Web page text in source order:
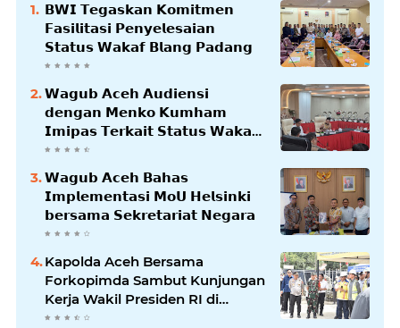
𝗕𝗪𝗜 𝗧𝗲𝗴𝗮𝘀𝗸𝗮𝗻 𝗞𝗼𝗺𝗶𝘁𝗺𝗲𝗻
𝗙𝗮𝘀𝗶𝗹𝗶𝘁𝗮𝘀𝗶 𝗣𝗲𝗻𝘆𝗲𝗹𝗲𝘀𝗮𝗶𝗮𝗻
𝗦𝘁𝗮𝘁𝘂𝘀 𝗪𝗮𝗸𝗮𝗳 𝗕𝗹𝗮𝗻𝗴 𝗣𝗮𝗱𝗮𝗻𝗴
𝗪𝗮𝗴𝘂𝗯 𝗔𝗰𝗲𝗵 𝗔𝘂𝗱𝗶𝗲𝗻𝘀𝗶
𝗱𝗲𝗻𝗴𝗮𝗻 𝗠𝗲𝗻𝗸𝗼 𝗞𝘂𝗺𝗵𝗮𝗺
𝗜𝗺𝗶𝗽𝗮𝘀 𝗧𝗲𝗿𝗸𝗮𝗶𝘁 𝗦𝘁𝗮𝘁𝘂𝘀 𝗪𝗮𝗸𝗮𝗳
𝗕𝗹𝗮𝗻𝗴𝗽𝗮𝗱𝗮𝗻𝗴
𝗪𝗮𝗴𝘂𝗯 𝗔𝗰𝗲𝗵 𝗕𝗮𝗵𝗮𝘀
𝗜𝗺𝗽𝗹𝗲𝗺𝗲𝗻𝘁𝗮𝘀𝗶 𝗠𝗼𝗨 𝗛𝗲𝗹𝘀𝗶𝗻𝗸𝗶
𝗯𝗲𝗿𝘀𝗮𝗺𝗮 𝗦𝗲𝗸𝗿𝗲𝘁𝗮𝗿𝗶𝗮𝘁 𝗡𝗲𝗴𝗮𝗿𝗮
Kapolda Aceh Bersama
Forkopimda Sambut Kunjungan
Kerja Wakil Presiden RI di
Kabupaten Bireuen